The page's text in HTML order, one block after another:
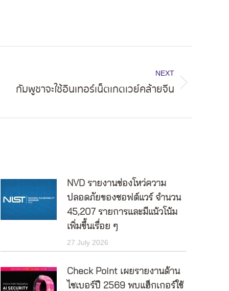
NEXT
กัมพูชาจะใช้อินเทอร์เน็ตเกตเวย์คล้ายจีน
NVD รายงานช่องโหว่ความ
ปลอดภัยของซอฟต์แวร์ จำนวน
45,207 รายการและมีแน้วโน้ม
เพิ่มขึ้นเรื่อย ๆ
27 July 2026
Check Point เผยรายงานด้าน
ไซเบอร์ปี 2569 พบแฮ็กเกอร์ใช้